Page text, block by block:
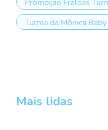
Turma da Mônica Baby
Mais lidas